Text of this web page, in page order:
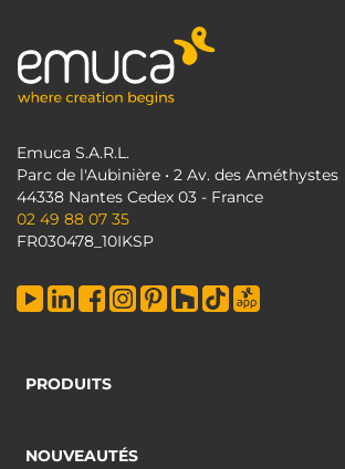
Emuca S.A.R.L.
Parc de l'Aubinière • 2 Av. des Améthystes
44338 Nantes Cedex 03 - France
02 49 88 07 35
FR030478_10IKSP
PRODUITS
NOUVEAUTÉS